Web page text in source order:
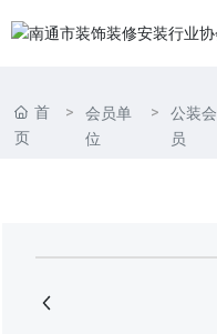
首
页
会员单
位
公装会
员